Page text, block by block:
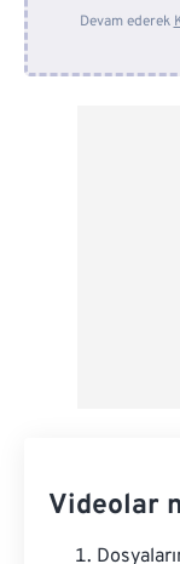
Devam ederek
Videolar